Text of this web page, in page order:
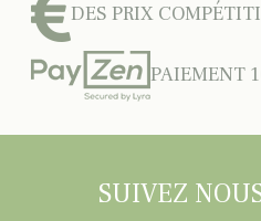
DES PRIX
PAIEMENT
SUIVEZ